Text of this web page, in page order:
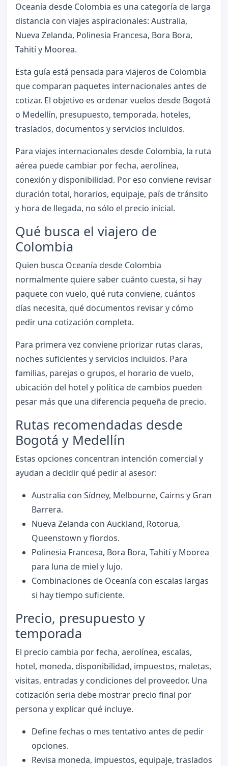
Oceanía desde Colombia es una categoría de larga
distancia con viajes aspiracionales: Australia,
Nueva Zelanda, Polinesia Francesa, Bora Bora,
Tahití y Moorea.
Esta guía está pensada para viajeros de Colombia
que comparan paquetes internacionales antes de
cotizar. El objetivo es ordenar vuelos desde Bogotá
o Medellín, presupuesto, temporada, hoteles,
traslados, documentos y servicios incluidos.
Para viajes internacionales desde Colombia, la ruta
aérea puede cambiar por fecha, aerolínea,
conexión y disponibilidad. Por eso conviene revisar
duración total, horarios, equipaje, país de tránsito
y hora de llegada, no sólo el precio inicial.
Qué busca el viajero de
Colombia
Quien busca Oceanía desde Colombia
normalmente quiere saber cuánto cuesta, si hay
paquete con vuelo, qué ruta conviene, cuántos
días necesita, qué documentos revisar y cómo
pedir una cotización completa.
Para primera vez conviene priorizar rutas claras,
noches suficientes y servicios incluidos. Para
familias, parejas o grupos, el horario de vuelo,
ubicación del hotel y política de cambios pueden
pesar más que una diferencia pequeña de precio.
Rutas recomendadas desde
Bogotá y Medellín
Estas opciones concentran intención comercial y
ayudan a decidir qué pedir al asesor:
Australia con Sídney, Melbourne, Cairns y Gran
Barrera.
Nueva Zelanda con Auckland, Rotorua,
Queenstown y fiordos.
Polinesia Francesa, Bora Bora, Tahití y Moorea
para luna de miel y lujo.
Combinaciones de Oceanía con escalas largas
si hay tiempo suficiente.
Precio, presupuesto y
temporada
El precio cambia por fecha, aerolínea, escalas,
hotel, moneda, disponibilidad, impuestos, maletas,
visitas, entradas y condiciones del proveedor. Una
cotización seria debe mostrar precio final por
persona y explicar qué incluye.
Define fechas o mes tentativo antes de pedir
opciones.
Revisa moneda, impuestos, equipaje, traslados